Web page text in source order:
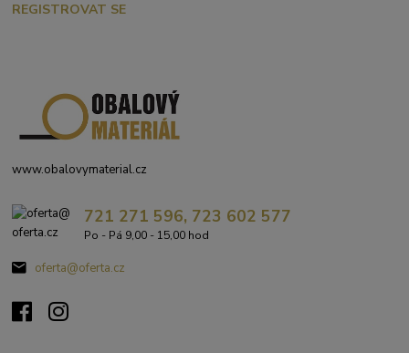
REGISTROVAT SE
www.obalovymaterial.cz
721 271 596, 723 602 577
Po - Pá 9,00 - 15,00 hod
oferta@oferta.cz